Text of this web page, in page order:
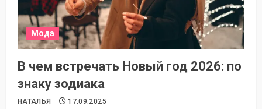
Мода
В чем встречать Новый год 2026: по
знаку зодиака
НАТАЛЬЯ 17.09.2025